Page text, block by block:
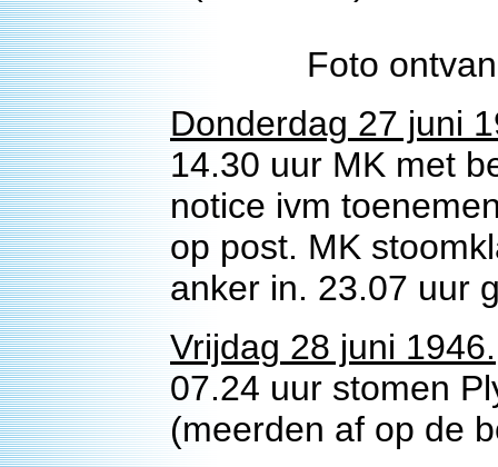
Foto
Donderdag 27 juni
14.30 uur MK met
notice ivm
op post. MK
anker in. 23.07 uur
Vrijdag 28 juni 1946.
07.24 uur stomen
(meerden af op de